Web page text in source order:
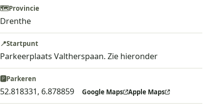
🗺️Provincie
Drenthe
📍Startpunt
Parkeerplaats Valtherspaan. Zie hieronder
🅿️Parkeren
52.818331, 6.878859 Google Maps Apple Maps